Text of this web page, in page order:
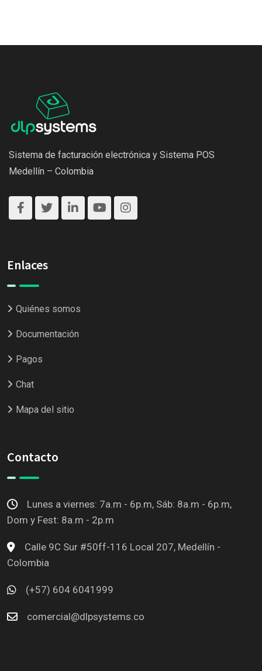
Sistema de facturación electrónica y Sistema POS
Medellín – Colombia
Enlaces
Quiénes somos
Documentación
Pagos
Chat
Mapa del sitio
Contacto
Lunes a viernes: 7a.m - 6p.m, Sáb: 8a.m - 6p.m,
Dom y Fest: 8a.m - 2p.m
Calle 9C Sur #50ff-116 Local 207, Medellín -
Colombia
(+57) 604 6041999
comercial@dlpsystems.co